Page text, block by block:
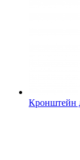
Кронштейн